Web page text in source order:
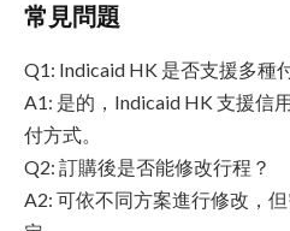
常見問題
Q1: Indicaid HK 是否支援多種
A1: 是的，Indicaid HK 支援信
付方式。
Q2: 訂購後是否能修改行程？
A2: 可依不同方案進行修改，